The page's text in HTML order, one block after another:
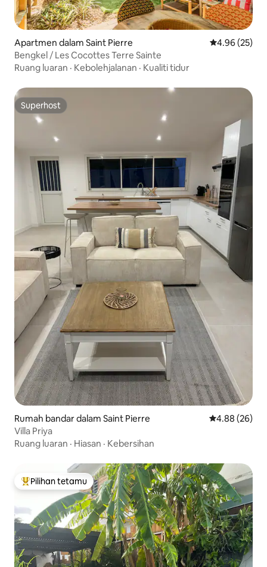
Apartmen dalam Saint Pierre Penarafan
4.96 (25)
Bengkel / Les Cocottes Terre Sainte
Ruang luaran · Kebolehjalanan · Kualiti tidur
Superhost
Superhost
Rumah bandar dalam Saint Pierre Penarafan
4.88 (26)
Villa Priya
Ruang luaran · Hiasan · Kebersihan
Pilihan utama tetamu
Pilihan tetamu